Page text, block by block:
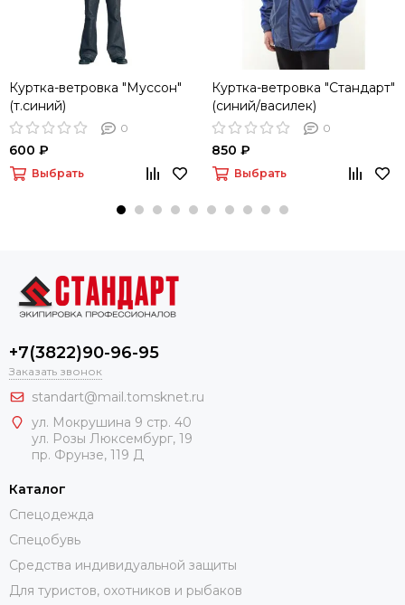
Куртка-ветровка "Муссон"
(т.синий)
0
600 ₽
Выбрать
Куртка-ветровка "Стандарт"
(синий/василек)
0
850 ₽
Выбрать
+7(3822)90-96-95
Заказать звонок
standart@mail.tomsknet.ru
ул. Мокрушина 9 стр. 40
ул. Розы Люксембург, 19
пр. Фрунзе, 119 Д
Каталог
Спецодежда
Спецобувь
Средства индивидуальной защиты
Для туристов, охотников и рыбаков